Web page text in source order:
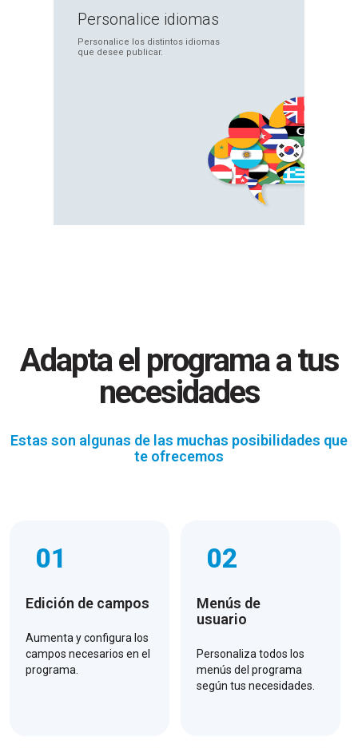
Personalice idiomas
Personalice los distintos idiomas
que desee publicar.
Adapta el programa a tus
necesidades
Estas son algunas de las muchas posibilidades que
te ofrecemos
01
Edición de campos
Aumenta y configura los
campos necesarios en el
programa.
02
Menús de
usuario
Personaliza todos los
menús del programa
según tus necesidades.